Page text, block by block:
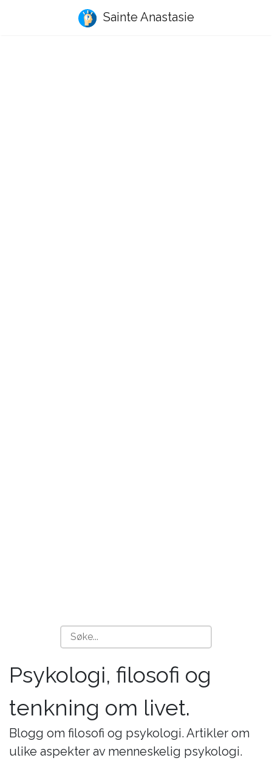
Sainte Anastasie
Psykologi, filosofi og
tenkning om livet.
Blogg om filosofi og psykologi. Artikler om
ulike aspekter av menneskelig psykologi.